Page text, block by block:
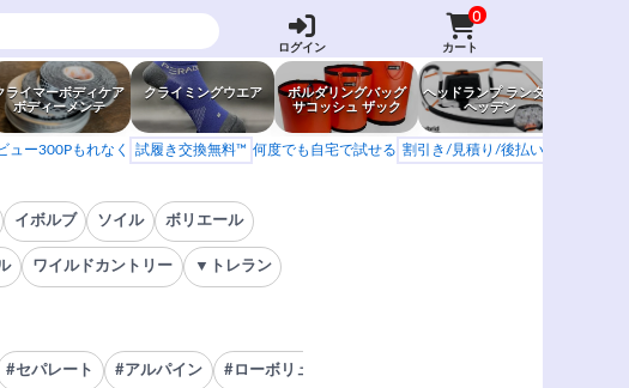
ログイン
0
カート
ライマーボディケア
ボディーメンテ
クライミングウエア
ボルダリングバッグ
サコッシュ ザック
ヘッドランプ ランタン
ヘッデン
ュー300Pもれなく 試履き交換無料™ 何度でも自宅で試せる 割引き/見積り/後払い
イボルブ ソイル ボリエール
ワイルドカントリー ▼トレラン
#セパレート #アルパイン #ローボリューム